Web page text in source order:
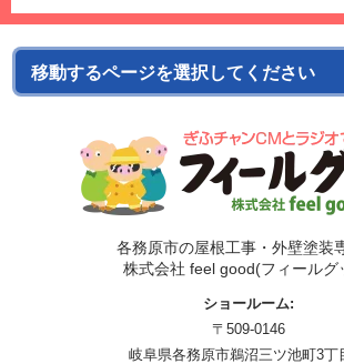
各務原市の屋根工事・外壁塗装
株式会社 feel good(フィールグ
ショールーム:
〒509-0146
岐阜県各務原市鵜沼三ツ池町3丁